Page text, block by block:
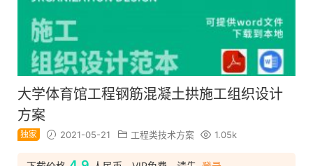
大学体育馆工程钢筋混凝土拱施工组织设计
方案
独家 2021-05-21 工程类技术方案 1.05k